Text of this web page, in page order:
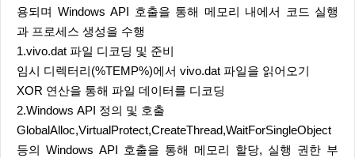
용되며 Windows API 호출을 통해 메모리 내에서 코드 실행
과 프로세스 생성을 수행
1.vivo.dat 파일 디코딩 및 준비
임시 디렉터리(%TEMP%)에서 vivo.dat 파일을 읽어오기
XOR 연산을 통해 파일 데이터를 디코딩
2.Windows API 정의 및 호출
GlobalAlloc,VirtualProtect,CreateThread,WaitForSingleObject
등의 Windows API 호출을 통해 메모리 할당, 실행 권한 부